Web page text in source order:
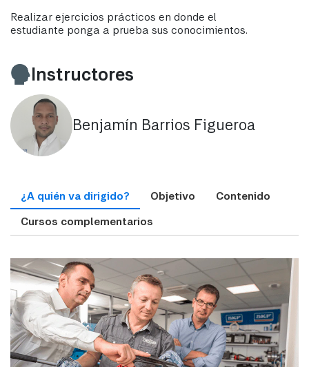
Realizar ejercicios prácticos en donde el
estudiante ponga a prueba sus conocimientos.
Instructores
Benjamín Barrios Figueroa
¿A quién va dirigido? Objetivo
Contenido
Cursos complementarios